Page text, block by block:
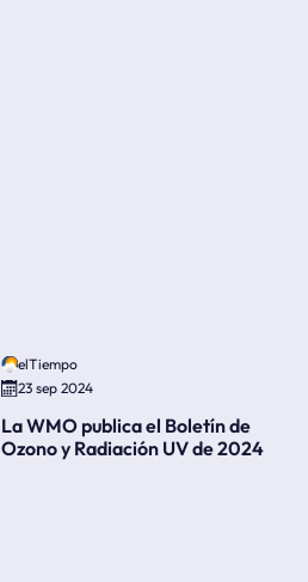
elTiempo
23 sep 2024
La WMO publica el Boletín de
Ozono y Radiación UV de 2024